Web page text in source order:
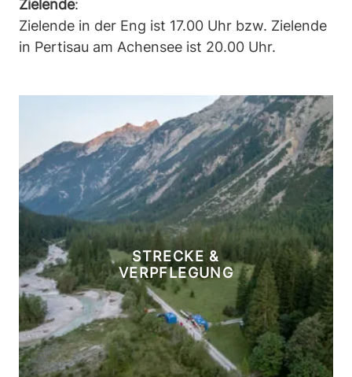
Zielende:
Zielende in der Eng ist 17.00 Uhr bzw. Zielende
in Pertisau am Achensee ist 20.00 Uhr.
STRECKE &
VERPFLEGUNG